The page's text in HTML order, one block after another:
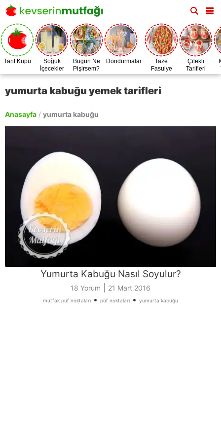
Tarif Küpü
Soğuk
İçecekler
Bugün Ne
Pişirsem?
Dondurmalar
Taze
Fasulye
Zamanı
Çilekli
Tarifleri
yumurta kabuğu yemek tarifleri
Anasayfa / yumurta kabuğu
Yumurta Kabuğu Nasıl Soyulur?
18 Yorum 21 Mart 2016
mutfak püf noktaları • püf noktaları • yumurta kabuğu